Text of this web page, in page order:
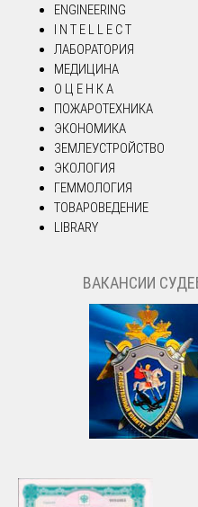
ENGINEERING
I N T E L L E C T
ЛАБОРАТОРИЯ
МЕДИЦИНА
О Ц Е Н К А
ПОЖАРОТЕХНИКА
ЭКОНОМИКА
ЗЕМЛЕУСТРОЙСТВО
ЭКОЛОГИЯ
ГЕММОЛОГИЯ
ТОВАРОВЕДЕНИЕ
LIBRARY
ВАКАНСИИ